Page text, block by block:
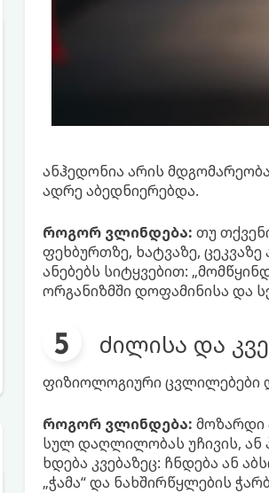
ანჰედონია არის
ადრე აბედნიერებდა.
როგორ ვლინდება: თუ
ფეხბურთზე, ხატვაზე,
ანებებს სიტყვებით:
ორგანიზმში დოფამინისა და
ძილისა და
ფიზიოლოგიური ცვლილებები
როგორ ვლინდება: მოზარდი
სულ დაღლილობას უჩივის, ან
ხდება კვებაზეც: ჩნდება ან
„ჭამა“ და ნახშირწყლების